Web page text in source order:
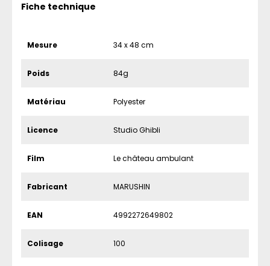
Fiche technique
Mesure 34 x 48 cm
Poids 84g
Matériau Polyester
Licence Studio Ghibli
Film Le château ambulant
Fabricant MARUSHIN
EAN 4992272649802
Colisage 100